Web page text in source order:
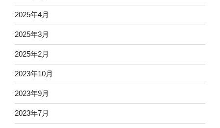
2025年4月
2025年3月
2025年2月
2023年10月
2023年9月
2023年7月